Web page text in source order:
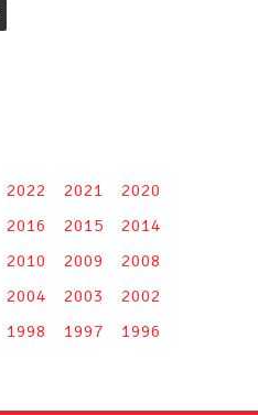
2022 2021
2020
2016 2015
2014
2010 2009
2008
2004 2003
2002
1998 1997 1996